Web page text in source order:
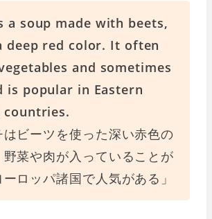
a soup made with beets,
deep red color. It often
and sometimes
is popular in Eastern
countries.
はビーツを使った深い赤色の
菜や肉が入っていることが
ロッパ諸国で人気がある」